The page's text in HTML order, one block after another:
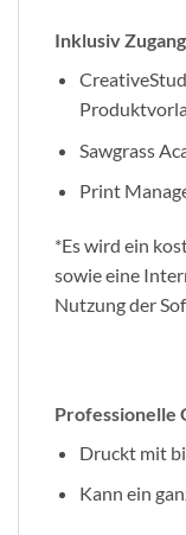
Inklusiv
Sawgrass
Print
*Es wird ein
sowie eine
Nutzung der
Professionelle
Druckt mit
Kann ein